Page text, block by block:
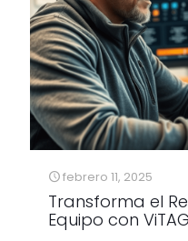
febrero 11, 2025
Transforma el
Equipo con ViTAG